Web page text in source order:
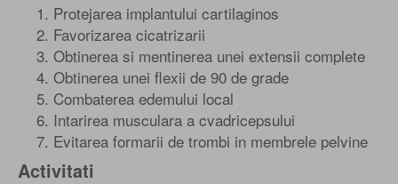
Protejarea implantului cartilaginos
Favorizarea cicatrizarii
Obtinerea si mentinerea unei extensii complete
Obtinerea unei flexii de 90 de grade
Combaterea edemului local
Intarirea musculara a cvadricepsului
Evitarea formarii de trombi in membrele pelvine
Activitati